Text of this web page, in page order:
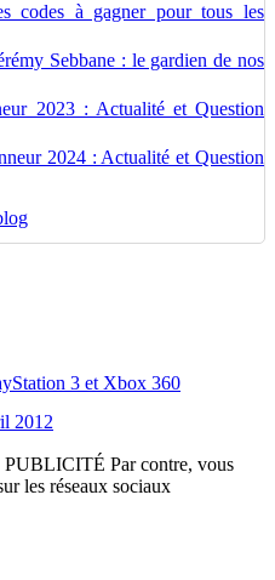
codes à gagner pour tous les
Sebbane : le gardien de nos
2023 : Actualité et Question
2024 : Actualité et Question
3 et Xbox 360
2012
PUBLICITÉ Par contre, vous
les réseaux sociaux